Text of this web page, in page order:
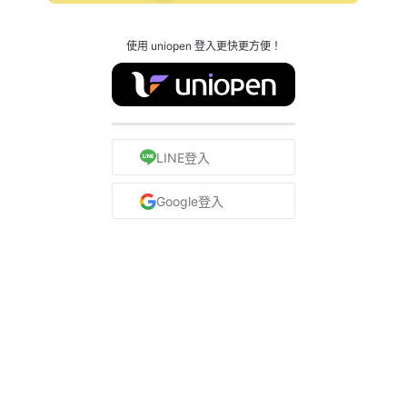
使用 uniopen 登入更快更方便！
LINE登入
Google登入